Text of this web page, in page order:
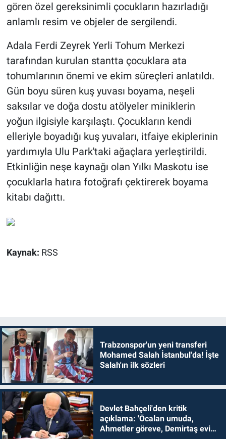
gören özel gereksinimli çocukların hazırladığı
anlamlı resim ve objeler de sergilendi.
Adala Ferdi Zeyrek Yerli Tohum Merkezi
tarafından kurulan stantta çocuklara ata
tohumlarının önemi ve ekim süreçleri anlatıldı.
Gün boyu süren kuş yuvası boyama, neşeli
saksılar ve doğa dostu atölyeler miniklerin
yoğun ilgisiyle karşılaştı. Çocukların kendi
elleriyle boyadığı kuş yuvaları, itfaiye ekiplerinin
yardımıyla Ulu Park'taki ağaçlara yerleştirildi.
Etkinliğin neşe kaynağı olan Yılkı Maskotu ise
çocuklarla hatıra fotoğrafı çektirerek boyama
kitabı dağıttı.
Kaynak: RSS
Trabzonspor'un yeni transferi
Mohamed Salah İstanbul'da! İşte
Salah'ın ilk sözleri
Devlet Bahçeli'den kritik
açıklama: 'Öcalan umuda,
Ahmetler göreve, Demirtaş evine